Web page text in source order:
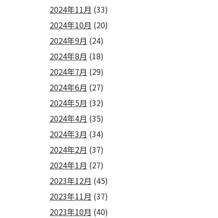
2024年11月 (33)
2024年10月 (20)
2024年9月 (24)
2024年8月 (18)
2024年7月 (29)
2024年6月 (27)
2024年5月 (32)
2024年4月 (35)
2024年3月 (34)
2024年2月 (37)
2024年1月 (27)
2023年12月 (45)
2023年11月 (37)
2023年10月 (40)